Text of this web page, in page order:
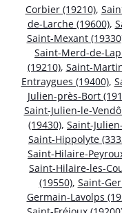
Corbier (19210),
de-Larche (19600),
Saint-Mexant
Saint-Merd-de-
(19210), Saint-
Entraygues (19400),
Julien-près-Bort
Saint-Julien-le-
(19430), Saint-
Saint-Hippolyte
Saint-Hilaire-
Saint-Hilaire-les-
(19550), Saint-
Germain-Lavolps